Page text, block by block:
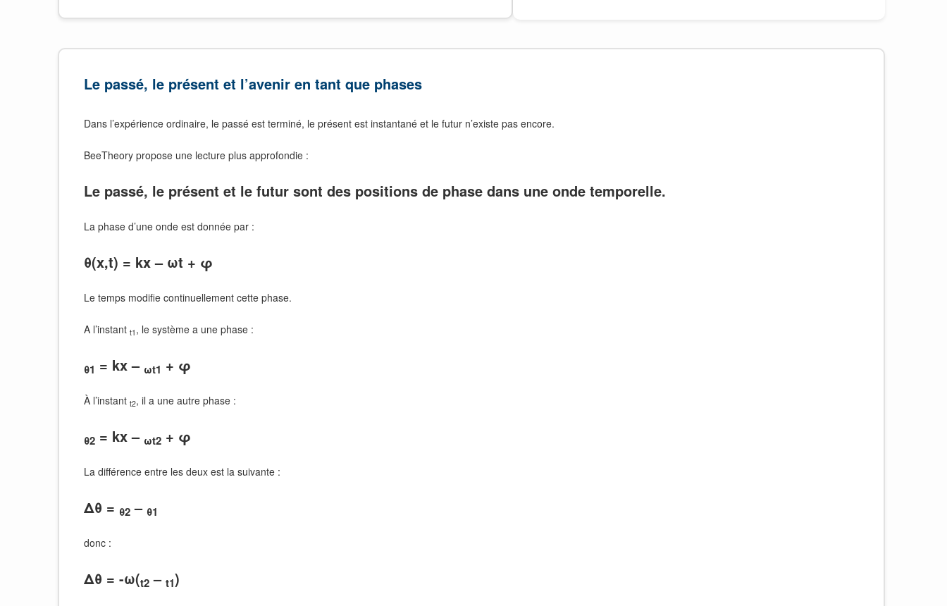
Le passé, le présent et l’avenir en tant que phases
Dans l’expérience ordinaire, le passé est terminé, le présent est instantané et le futur n’existe pas encore.
BeeTheory propose une lecture plus approfondie :
Le passé, le présent et le futur sont des positions de phase dans une onde temporelle.
La phase d’une onde est donnée par :
θ(x,t) = kx – ωt + φ
Le temps modifie continuellement cette phase.
A l’instant t1 , le système a une phase :
θ1 = kx – ωt1 + φ
À l’instant t2, il a une autre phase :
θ2 = kx – ωt2 + φ
La différence entre les deux est la suivante :
Δθ = θ2 – θ1
donc :
Δθ = -ω(t2 – t1)